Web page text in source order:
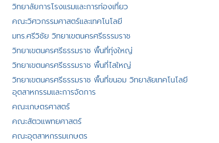
วิทยาลัยการโรงแรมและการท่องเที่ยว
คณะวิศวกรรมศาสตร์และเทคโนโลยี
มทร.ศรีวิชัย วิทยาเขตนครศรีธรรมราช
วิทยาเขตนครศรีธรรมราช พื้นที่ทุ่งใหญ่
วิทยาเขตนครศรีธรรมราช พื้นที่ไสใหญ่
วิทยาเขตนครศรีธรรมราช พื้นที่ขนอม วิทยาลัยเทคโนโลยี
อุตสาหกรรมและการจัดการ
คณะเกษตรศาสตร์
คณะสัตวแพทยศาสตร์
คณะอุตสาหกรรมเกษตร